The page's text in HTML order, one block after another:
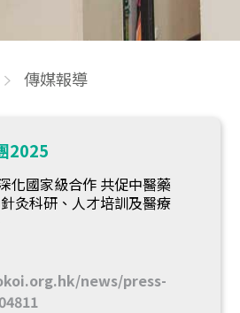
傳媒報導
2025
化國家級合作 共促中醫藥
灸科研、人才培訓及醫療
news/press-